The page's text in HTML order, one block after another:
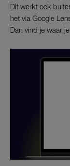
Dit werkt ook
het via Google
Dan vind je waar